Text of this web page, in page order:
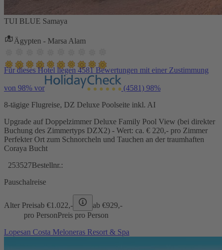
TUI BLUE Samaya
Ägypten - Marsa Alam
Für dieses Hotel liegen 4581 Bewertungen mit einer Zustimmung
von 98% vor (4581) 98%
8-tägige Flugreise, DZ Deluxe Poolseite inkl. AI
Upgrade auf Doppelzimmer Deluxe Family Pool View (bei direkter
Buchung des Zimmertyps DZX2) - Wert: ca. € 220,- pro Zimmer
Perfekter Ort zum Schnorcheln und Tauchen an der traumhaften
Coraya Bucht
253527Bestellnr.:
Pauschalreise
Alter Preisab €1.022,- ab €929,-
pro PersonPreis pro Person
Lopesan Costa Meloneras Resort & Spa